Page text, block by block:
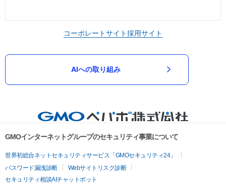
コーポレートサイト採用サイト
AIへの取り組み
GMOインターネットグループのセキュリティ事業について
世界初総合ネットセキュリティサービス「GMOセキュリティ24」
パスワード漏洩診断
Webサイトリスク診断
セキュリティ相談AIチャットボット